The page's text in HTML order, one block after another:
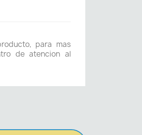
para mas
de atencion al